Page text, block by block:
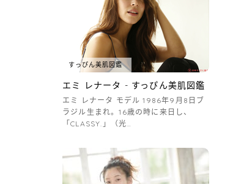
すっぴん美肌図鑑
エミ レナータ - すっぴん美肌図鑑
エミ レナータ モデル 1986年9月8日ブ
ラジル生まれ。16歳の時に来日し、
「CLASSY.」（光…